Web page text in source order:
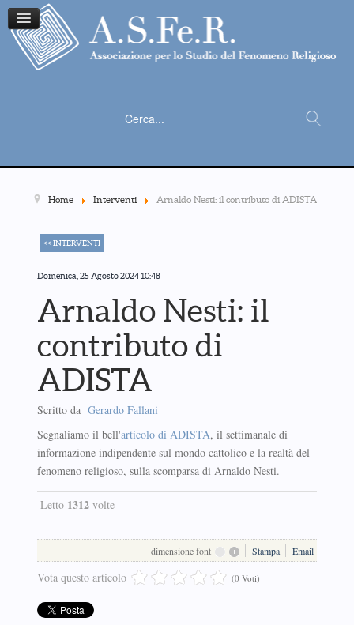
Cerca...
Home Interventi Arnaldo Nesti: il contributo di ADISTA
<< INTERVENTI
Domenica, 25 Agosto 2024 10:48
Arnaldo Nesti: il
contributo di
ADISTA
Scritto da Gerardo Fallani
Segnaliamo il bell'articolo di ADISTA, il settimanale di
informazione indipendente sul mondo cattolico e la realtà del
fenomeno religioso, sulla scomparsa di Arnaldo Nesti.
Letto 1312volte
dimensione font Stampa Email
Vota questo articolo (0 Voti)